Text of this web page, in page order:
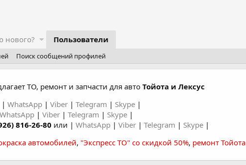
нового? Пользователи
Поиск сообщений профилей
ТО, ремонт и запчасти для авто Тойота и Лексус
| WhatsApp | Viber | Telegram | Skype |
WhatsApp | Viber | Telegram | Skype |
816-26-80 или | WhatsApp | Viber | Telegram | Skype |
автомобилей, "Экспресс ТО" со скидкой 50%, ремонт Тойота